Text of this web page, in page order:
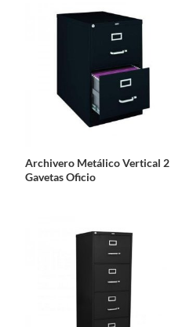
Archivero Metálico Vertical 2
Gavetas Oficio